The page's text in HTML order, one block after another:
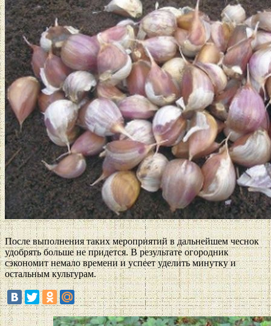
После выполнения таких мероприятий в дальнейшем чеснок
удобрять больше не придется. В результате огородник
сэкономит немало времени и успеет уделить минутку и
остальным культурам.